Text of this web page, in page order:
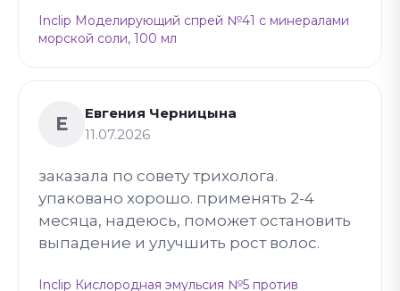
Inclip Моделирующий спрей №41 с минералами
морской соли, 100 мл
Е
Евгения Черницына
11.07.2026
заказала по совету трихолога.
упаковано хорошо. применять 2-4
месяца, надеюсь, поможет остановить
выпадение и улучшить рост волос.
Inclip Кислородная эмульсия №5 против